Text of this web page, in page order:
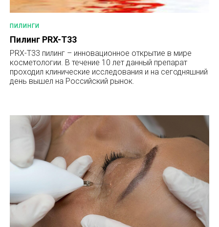
ПИЛИНГИ
Пилинг PRX-T33
PRX-T33 пилинг – инновационное открытие в мире
косметологии. В течение 10 лет данный препарат
проходил клинические исследования и на сегодняшний
день вышел на Российский рынок.